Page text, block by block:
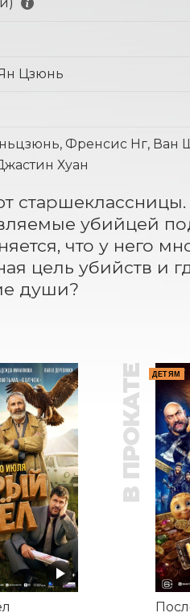
Цзюнь
Френсис Нг,
Хуан
старшеклассницы.
убийцей
что у него
цель убийств и
души?
В ПРОКАТЕ ДЕТЯМ